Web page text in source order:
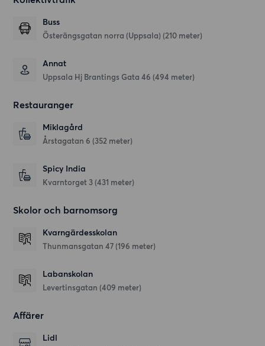
Buss
Österängsgatan norra (Uppsala) (210 meter)
Annat
Uppsala Hj Brantings Gata 46 (494 meter)
Restauranger
Miklagård
Årstagatan 6 (352 meter)
Spicy India
Kvarntorget 3 (431 meter)
Skolor och barnomsorg
Kvarngärdesskolan
Thunmansgatan 47 (196 meter)
Labanskolan
Levertinsgatan (409 meter)
Affärer
Lidl